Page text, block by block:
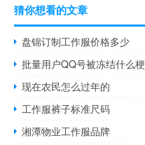
猜你想看的文章
盘锦订制工作服价格多少
批量用户QQ号被冻结什么梗
现在农民怎么过年的
工作服裤子标准尺码
湘潭物业工作服品牌